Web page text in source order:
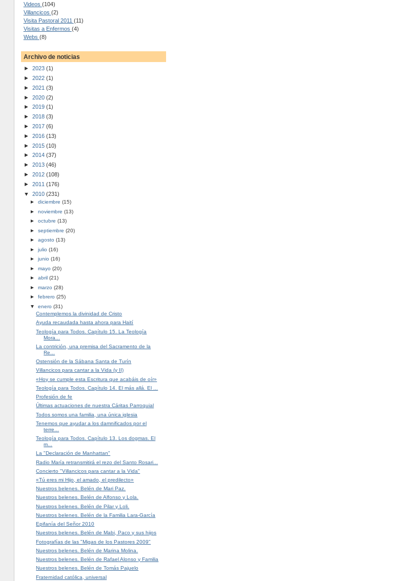
Videos (104)
Villancicos (2)
Visita Pastoral 2011 (11)
Visitas a Enfermos (4)
Webs (8)
Archivo de noticias
► 2023 (1)
► 2022 (1)
► 2021 (3)
► 2020 (2)
► 2019 (1)
► 2018 (3)
► 2017 (6)
► 2016 (13)
► 2015 (10)
► 2014 (37)
► 2013 (46)
► 2012 (108)
► 2011 (176)
▼ 2010 (231)
► diciembre (15)
► noviembre (13)
► octubre (13)
► septiembre (20)
► agosto (13)
► julio (16)
► junio (16)
► mayo (20)
► abril (21)
► marzo (28)
► febrero (25)
▼ enero (31)
Contemplemos la divinidad de Cristo
Ayuda recaudada hasta ahora para Haití
Teología para Todos. Capítulo 15. La Teología
Mora...
La contrición, una premisa del Sacramento de la
Re...
Ostensión de la Sábana Santa de Turín
Villancicos para cantar a la Vida (y II)
«Hoy se cumple esta Escritura que acabáis de oír»
Teología para Todos. Capítulo 14. El más allá. El ...
Profesión de fe
Últimas actuaciones de nuestra Cáritas Parroquial
Todos somos una familia, una única iglesia
Tenemos que ayudar a los damnificados por el
terre...
Teología para Todos. Capítulo 13. Los dogmas. El
m...
La "Declaración de Manhattan"
Radio María retransmitirá el rezo del Santo Rosari...
Concierto "Villancicos para cantar a la Vida"
«Tú eres mi Hijo, el amado, el predilecto»
Nuestros belenes. Belén de Mari Paz.
Nuestros belenes. Belén de Alfonso y Lola.
Nuestros belenes. Belén de Pilar y Loli.
Nuestros belenes. Belén de la Familia Lara-García
Epifanía del Señor 2010
Nuestros belenes. Belén de Mabi, Paco y sus hijos
Fotografías de las "Migas de los Pastores 2009"
Nuestros belenes. Belén de Marina Molina.
Nuestros belenes. Belén de Rafael Alonso y Familia
Nuestros belenes. Belén de Tomás Pajuelo
Fraternidad católica, universal